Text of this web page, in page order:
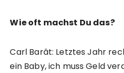
Wie oft machst Du das?
Carl Barât: Letztes Jahr
ein Baby, ich muss Geld